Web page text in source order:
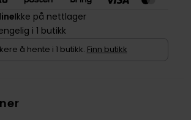
Ikke på nettlager
i 1 butikk
å hente i 1 butikk. Finn butikk